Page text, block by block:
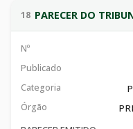
DO PLANO PLURIANUAL
PROGRAMAS DE
RECURSOS PÚBLICOS. O
ENVOLVEREM
CIDADE. AO RESPONDER
CIDADÃO TEM A CHANCE
18 PARECER DO
Nº
Publicado
Categoria
Órgão